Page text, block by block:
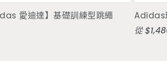
加入購物車
愛迪達】基礎訓練型跳繩
Adidas
定
從